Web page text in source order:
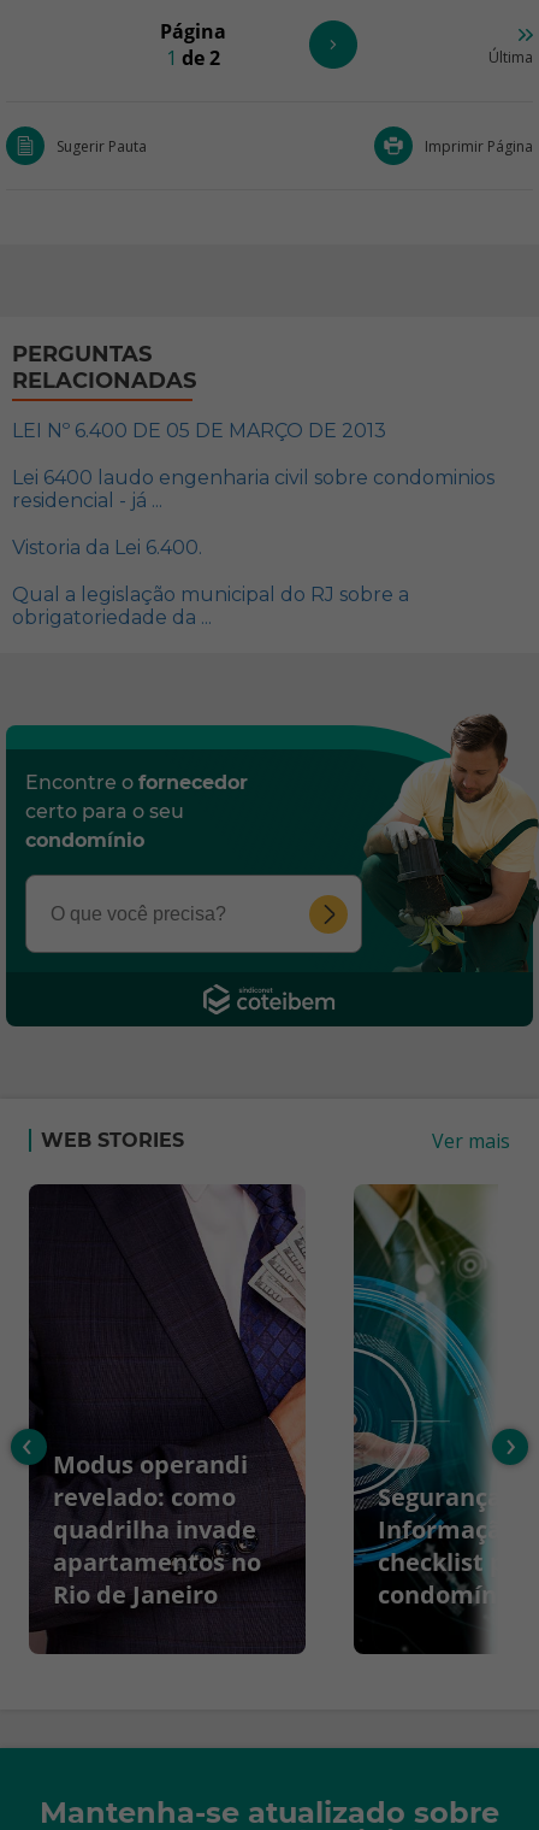
Página
1 de 2 Última
Sugerir Pauta Imprimir Página
PERGUNTAS
RELACIONADAS
LEI Nº 6.400 DE 05 DE MARÇO DE 2013
Lei 6400 laudo engenharia civil sobre condominios
residencial - já ...
Vistoria da Lei 6.400.
Qual a legislação municipal do RJ sobre a
obrigatoriedade da ...
Encontre o fornecedor
certo para o seu
condomínio
WEB STORIES Ver mais
Modus operandi
revelado: como
quadrilha invade
apartamentos no
Rio de Janeiro
Segurança da
Informação:
checklist
condomínios
‹ ›
Mantenha-se atualizado sobre